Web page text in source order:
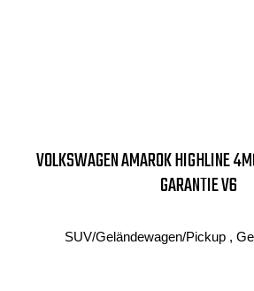
VOLKSWAGEN AMAROK HIGHLINE
GARANTIE V6
SUV/Geländewagen/Pickup ,